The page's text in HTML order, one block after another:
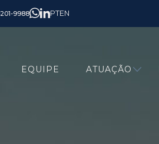
9988 PTEN
EQUIPE ATUAÇÃO